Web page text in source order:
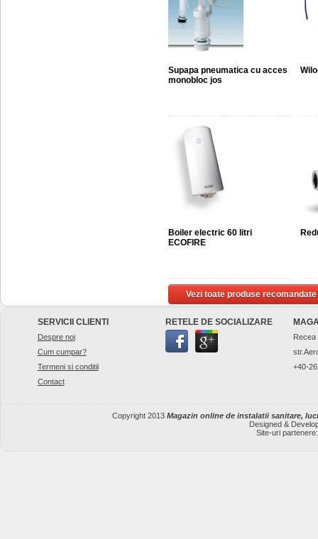
Supapa pneumatica cu acces
monobloc jos
Boiler electric 60 litri
ECOFIRE
Vezi toate produse recomandate
SERVICII CLIENTI
Despre noi
Cum cumpar?
Termeni si conditii
Contact
RETELE DE SOCIALIZARE
Recea
+40-
Copyright 2013 Magazin online de instalatii sanitare,
Designed &
Site-uri